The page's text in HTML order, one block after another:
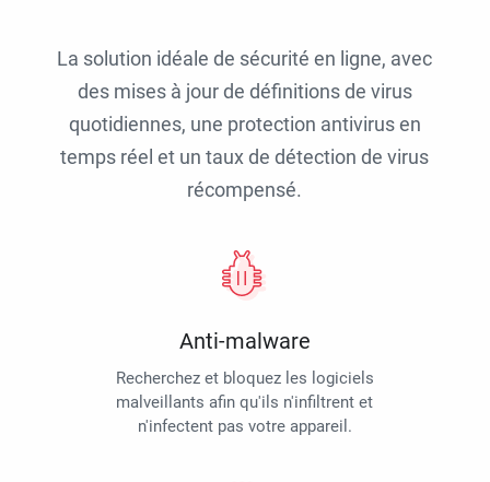
La solution idéale de sécurité en ligne, avec
des mises à jour de définitions de virus
quotidiennes, une protection antivirus en
temps réel et un taux de détection de virus
récompensé.
Anti-malware
Recherchez et bloquez les logiciels
malveillants afin qu'ils n'infiltrent et
n'infectent pas votre appareil.